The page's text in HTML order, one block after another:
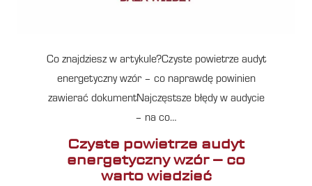
Co znajdziesz w artykule?Czyste powietrze audyt
energetyczny wzór – co naprawdę powinien
zawierać dokumentNajczęstsze błędy w audycie
– na co…
Czyste powietrze audyt
energetyczny wzór – co
warto wiedzieć